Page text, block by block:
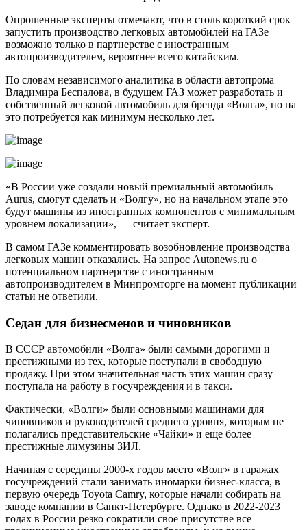
Опрошенные эксперты отмечают, что в столь короткий срок
запустить производство легковых автомобилей на ГАЗе
возможно только в партнерстве с иностранным
автопроизводителем, вероятнее всего китайским.
По словам независимого аналитика в области автопрома
Владимира Беспалова, в будущем ГАЗ может разработать и
собственный легковой автомобиль для бренда «Волга», но на
это потребуется как минимум несколько лет.
«В России уже создали новый премиальный автомобиль
Aurus, смогут сделать и «Волгу», но на начальном этапе это
будут машины из иностранных компонентов с минимальным
уровнем локализации», — считает эксперт.
В самом ГАЗе комментировать возобновление производства
легковых машин отказались. На запрос Autonews.ru о
потенциальном партнерстве с иностранным
автопроизводителем в Минпромторге на момент публикации
статьи не ответили.
Седан для бизнесменов и чиновников
В СССР автомобили «Волга» были самыми дорогими и
престижными из тех, которые поступали в свободную
продажу. При этом значительная часть этих машин сразу
поступала на работу в госучреждения и в такси.
Фактически, «Волги» были основными машинами для
чиновников и руководителей среднего уровня, которым не
полагались представительские «Чайки» и еще более
престижные лимузины ЗИЛ.
Начиная с середины 2000-х годов место «Волг» в гаражах
госучреждений стали занимать иномарки бизнес-класса, в
первую очередь Toyota Camry, которые начали собирать на
заводе компании в Санкт-Петербурге. Однако в 2022-2023
годах в России резко cократили свое присутстве все